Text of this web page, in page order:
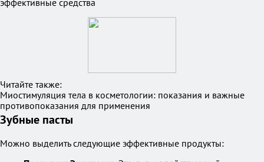
Читайте также:
Миостимуляция тела в косметологии: показания и важные
противопоказания для применения
Зубные пасты
Можно выделить следующие эффективные продукты: